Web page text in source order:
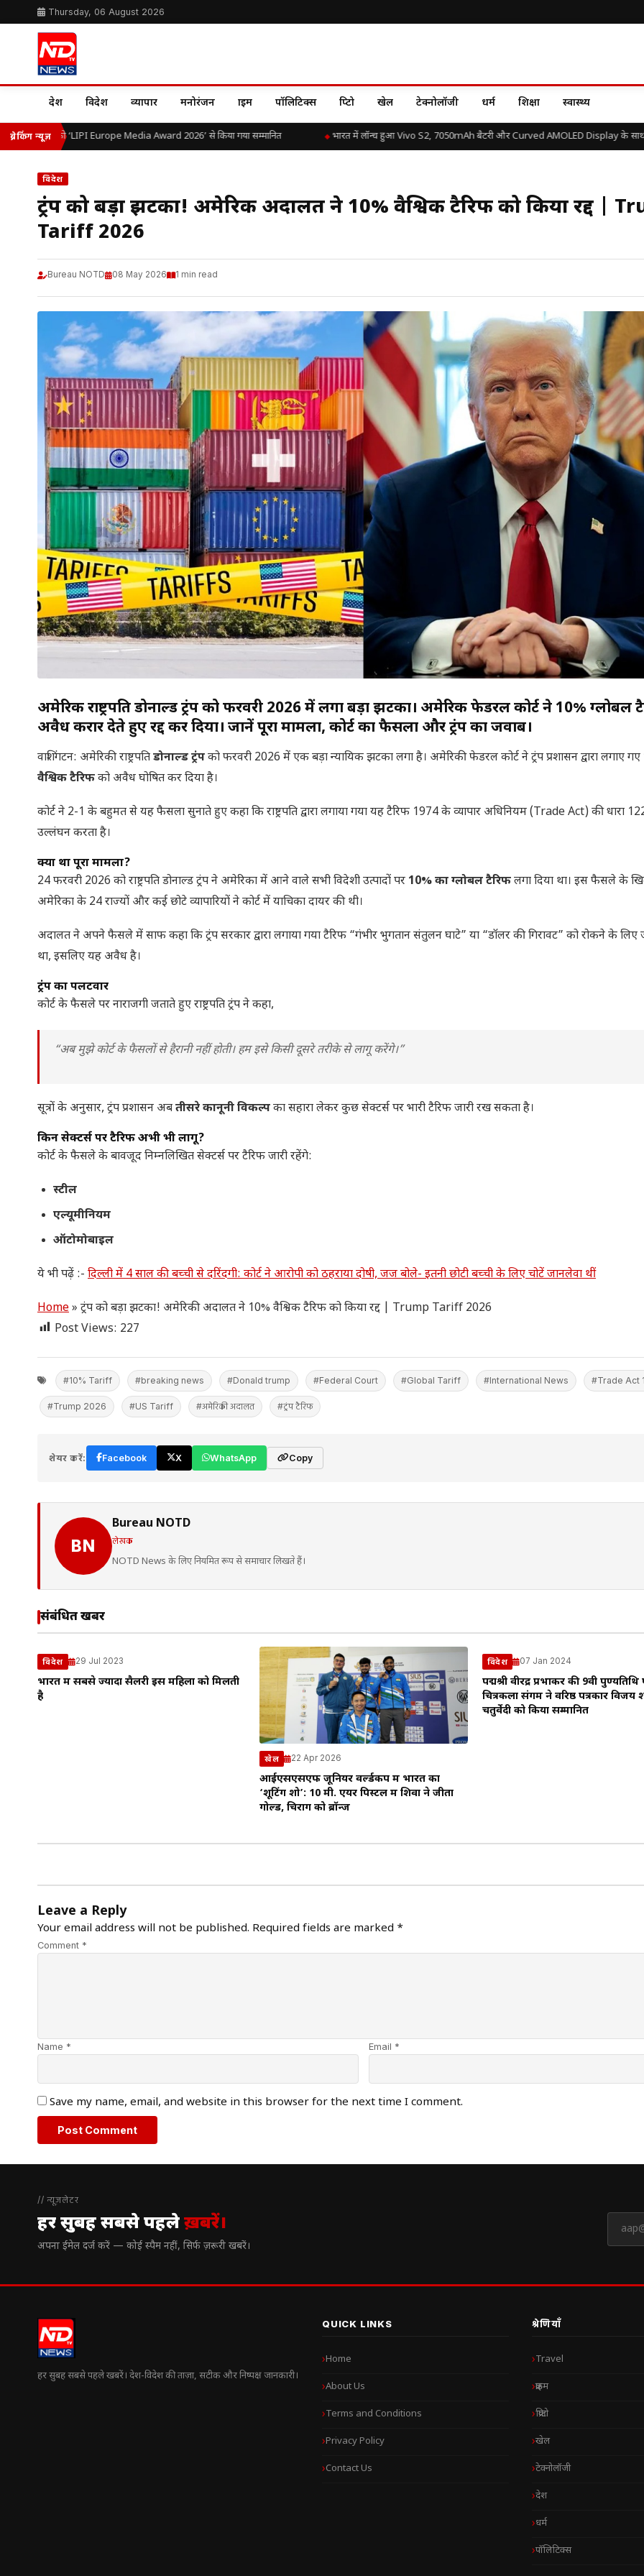
Thursday, 06 August 2026
देश विदेश व्यापार मनोरंजन क्राइम पॉलिटिक्स क्रिप्टो खेल टेक्नोलॉजी धर्म शिक्षा स्वास्थ्य
ब्रेकिंग न्यूज़
यादव को ‘LIPI Europe Media Award 2026’ से किया गया सम्मानित भारत में लॉन्च हुआ Vivo S2, 7050mAh बैटरी और Curved AMOLED Display के साथ
विदेश
ट्रंप को बड़ा झटका! अमेरिकी अदालत ने 10% वैश्विक टैरिफ को किया रद्द |
Tariff 2026
Bureau NOTD 08 May 2026 1 min read
अमेरिकी राष्ट्रपति डोनाल्ड ट्रंप को फरवरी 2026 में लगा बड़ा झटका। अमेरिकी फेडरल कोर्ट ने 10% ग्लोबल
अवैध करार देते हुए रद्द कर दिया। जानें पूरा मामला, कोर्ट का फैसला और ट्रंप का जवाब।
वाशिंगटन: अमेरिकी राष्ट्रपतिडोनाल्ड ट्रंपको फरवरी 2026 में एक बड़ा न्यायिक झटका लगा है। अमेरिकी फेडरल कोर्ट ने ट्रंप प्रशासन द्वारा लगाए गए
वैश्विक टैरिफको अवैध घोषित कर दिया है।
कोर्ट ने 2-1 के बहुमत से यह फैसला सुनाते हुए कहा कि राष्ट्रपति द्वारा लगाया गया यह टैरिफ 1974 के व्यापार अधिनियम (Trade Act) की धारा
उल्लंघन करता है।
क्या था पूरा मामला?
24 फरवरी 2026 को राष्ट्रपति डोनाल्ड ट्रंप ने अमेरिका में आने वाले सभी विदेशी उत्पादों पर 10% का ग्लोबल टैरिफलगा दिया था। इस फैसले के
अमेरिका के 24 राज्यों और कई छोटे व्यापारियों ने कोर्ट में याचिका दायर की थी।
अदालत ने अपने फैसले में साफ कहा कि ट्रंप सरकार द्वारा लगाया गया टैरिफ “गंभीर भुगतान संतुलन घाटे” या “डॉलर की गिरावट” को रोकने के लिए
था, इसलिए यह अवैध है।
ट्रंप का पलटवार
कोर्ट के फैसले पर नाराजगी जताते हुए राष्ट्रपति ट्रंप ने कहा,
“अब मुझे कोर्ट के फैसलों से हैरानी नहीं होती। हम इसे किसी दूसरे तरीके से लागू करेंगे।”
सूत्रों के अनुसार, ट्रंप प्रशासन अबतीसरे कानूनी विकल्पका सहारा लेकर कुछ सेक्टर्स पर भारी टैरिफ जारी रख सकता है।
किन सेक्टर्स पर टैरिफ अभी भी लागू?
कोर्ट के फैसले के बावजूद निम्नलिखित सेक्टर्स पर टैरिफ जारी रहेंगे:
स्टील
एल्यूमीनियम
ऑटोमोबाइल
ये भी पढ़ें :- दिल्ली में 4 साल की बच्ची से दरिंदगी: कोर्ट ने आरोपी को ठहराया दोषी, जज बोले- इतनी छोटी बच्ची के लिए चोटें जानलेवा थीं
Home» ट्रंप को बड़ा झटका! अमेरिकी अदालत ने 10% वैश्विक टैरिफ को किया रद्द | Trump Tariff 2026
Post Views: 227
#10% Tariff #breaking news #Donald trump #Federal Court #Global Tariff #International News #Trade Act
#Trump 2026 #US Tariff #अमेरिकी अदालत #ट्रंप टैरिफ
शेयर करें: Facebook X WhatsApp Copy
BN
Bureau NOTD
लेखक
NOTD News के लिए नियमित रूप से समाचार लिखते हैं।
संबंधित खबरें
विदेश 29 Jul 2023
भारत में सबसे ज्यादा सैलरी इस महिला को मिलती
है
खेल 22 Apr 2026
आईएसएसएफ जूनियर वर्ल्डकप में भारत का
‘शूटिंग शो’: 10 मी. एयर पिस्टल में शिवा ने जीता
गोल्ड, चिराग को ब्रॉन्ज
विदेश 07 Jan 2024
पद्मश्री वीरेंद्र प्रभाकर की 9वी पुण्यतिथि
चित्रकला संगम ने वरिष्ठ पत्रकार विजय
चतुर्वेदी को किया सम्मानित
Leave a Reply
Your email address will not be published. Required fields are marked *
Comment *
Name * Email *
Save my name, email, and website in this browser for the next time I comment.
// न्यूज़लेटर
हर सुबह सबसे पहलेख़बरें।
अपना ईमेल दर्ज करें — कोई स्पैम नहीं, सिर्फ ज़रूरी खबरें।
हर सुबह सबसे पहले खबरें। देश-विदेश की ताज़ा, सटीक और निष्पक्ष जानकारी।
QUICK LINKS
Home
About Us
Terms and Conditions
Privacy Policy
Contact Us
श्रेणियाँ
Travel
क्राइम
क्रिप्टो
खेल
टेक्नोलॉजी
देश
धर्म
पॉलिटिक्स